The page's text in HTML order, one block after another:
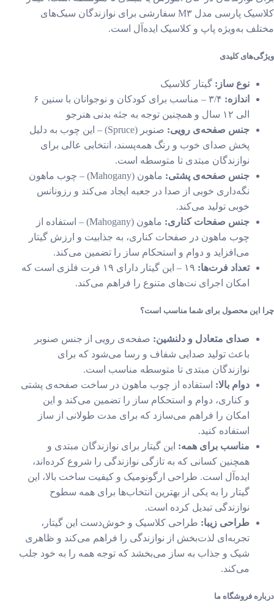
کلاسیک پارسی مدل M۳ سفارشی برای نوازندگان سبک‌های
به‌ویژه پاپ و کلاسیک ایده‌آل است.
کلیدی
نوع ساز:گیتار کلاسیک
اندازه:
۳/۴ – مناسب برای کودکان و نوجوانان با سنین ۶
الی ۱۲ سال و همچنین توجه به جثه بدنی هنرجو
جنس صفحه‌ی رویی:
صنوبر (Spruce) – این چوب به دلیل
پخش صدای خوب و رنگ همه‌پسند، انتخابی عالی برای
نوازندگان مبتدی تا متوسطه است.
جنس صفحه‌ی پشتی:
ماهون (Mahogany) – چوب ماهون
نگه‌داری خوبی از صدا در جعبه ایجاد می‌کند و رزونانس
خوبی تولید می‌کند.
جنس صفحات کناری:
ماهون (Mahogany) – استفاده از
چوب ماهون در صفحات کناری، به جذابیت و ارزش گیتار
می‌افزاید و دوام و استحکام ساز را تضمین می‌کند.
تعداد فرت‌ها:
۱۹ – این گیتار دارای ۱۹ فرت فلزی است که
امکان اجرای نت‌های متنوع را فراهم می‌کند.
این محصول برای شما مناسب است؟
صدای متعادل و دلنشین:صفحه‌ی رویی از جنس صنوبر
باعث تولید صدایی شفاف و رسا می‌شود که برای
نوازندگان مبتدی تا متوسطه مناسب است.
دوام بالا:استفاده از چوب ماهون در ساخت صفحه‌ی پشتی
و کناری، دوام و استحکام ساز را تضمین می‌کند و این
امکان را فراهم می‌سازد که برای مدت طولانی از ساز
استفاده کنید.
مناسب برای همه:این گیتار برای نوازندگان مبتدی و
همچنین کسانی که به تازگی نوازندگی را شروع کرده‌اند،
ایده‌آل است. طراحی ارگونومیک و کیفیت ساخت بالا، این
گیتار را به یکی از بهترین انتخاب‌ها برای همه سطوح
نوازندگی تبدیل کرده است.
طراحی زیبا:طراحی کلاسیک و خوش‌دست این گیتار،
تجربه‌ای لذت‌بخش از نوازندگی را فراهم می‌کند و ظاهری
شیک و جذاب به ساز می‌بخشد که توجه همه را به خود جلب
می‌کند.
فروشگاه ما